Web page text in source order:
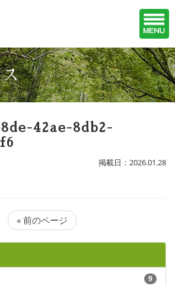
42ae-8db2-
掲載日：2026.01.28
« 前のページ
9